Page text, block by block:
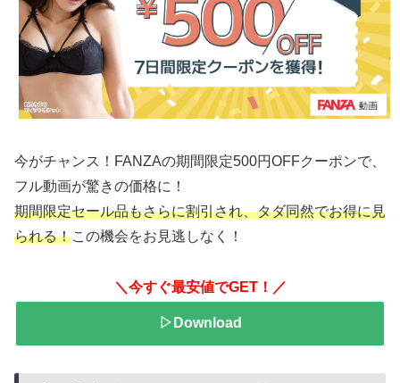
今がチャンス！FANZAの期間限定500円OFFクーポンで、
フル動画が驚きの価格に！
期間限定セール品もさらに割引され、タダ同然でお得に見
られる！この機会をお見逃しなく！
＼今すぐ最安値でGET！／
▷Download